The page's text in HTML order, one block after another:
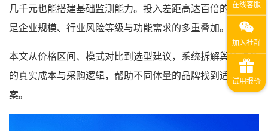
几千元也能搭建基础监测能力。投入差距高达百倍的背后，
是企业规模、行业风险等级与功能需求的多重叠加。
本文从价格区间、模式对比到选型建议，系统拆解舆情监测
的真实成本与采购逻辑，帮助不同体量的品牌找到适配方
案。